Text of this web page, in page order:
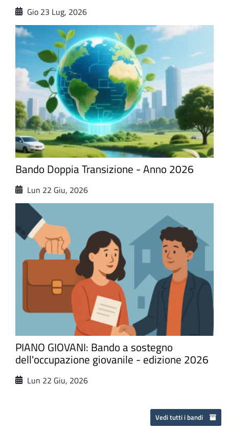
Gio 23 Lug, 2026
Bando Doppia Transizione - Anno 2026
Lun 22 Giu, 2026
PIANO GIOVANI: Bando a sostegno
dell'occupazione giovanile - edizione 2026
Lun 22 Giu, 2026
Vedi tutti i bandi